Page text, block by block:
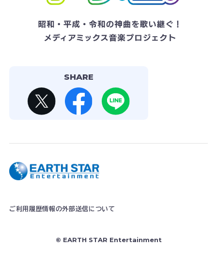
SHARE
ご利用履歴情報の外部送信について
© EARTH STAR Entertainment